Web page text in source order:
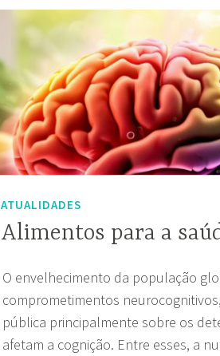
ATUALIDADES
Alimentos para a
O envelhecimento da população
comprometimentos
pública principalmente sobre os
afetam a cognição. Entre esses, a